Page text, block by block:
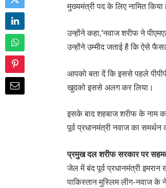
मुख्यमंत्री पद के लिए नामित किया
उन्होंने कहा,‘नवाज शरीफ ने
उन्होंने उम्मीद जताई है कि ऐसे
आपको बता दें कि इससे पहले
खुदको इससे अलग कर लिया।
इसके बाद शहबाज शरीफ के नाम
पूर्व प्रधानमंत्री नवाज का समर्थन
प्रमुख दल शरीफ सरकार पर
जेल में बंद पूर्व प्रधानमंत्री इमरान
पाकिस्तान मुस्लिम लीग-नवाज